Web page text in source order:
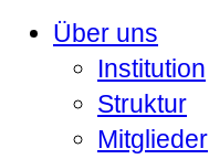
Über uns
Institution
Struktur
Mitglieder